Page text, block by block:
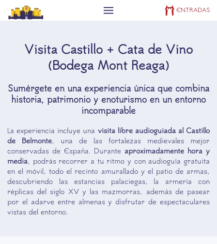
ENTRADAS
Visita Castillo + Cata de Vino
(Bodega Mont Reaga)
Sumérgete en una experiencia única que combina
historia, patrimonio y enoturismo en un entorno
incomparable
La experiencia incluye una visita libre audioguiada al Castillo
de Belmonte, una de las fortalezas medievales mejor
conservadas de España. Durante aproximadamente hora y
media, podrás recorrer a tu ritmo y con audioguía gratuita
en el móvil, todo el recinto amurallado y el patio de armas,
descubriendo las estancias palaciegas, la armería con
réplicas del siglo XV y las mazmorras, además de pasear
por el adarve entre almenas y disfrutar de espectaculares
vistas del entorno.